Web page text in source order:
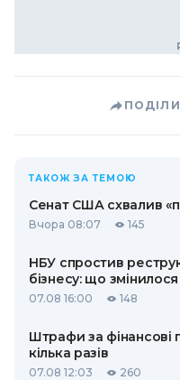
ТАКОЖ ЗА ТЕМОЮ
Сенат США схвалив
Вчора 08:07 145
НБУ спростив
бізнесу: що змінилося
07.08 16:00 148
Штрафи за фінансові
кілька разів
07.08 12:03 260